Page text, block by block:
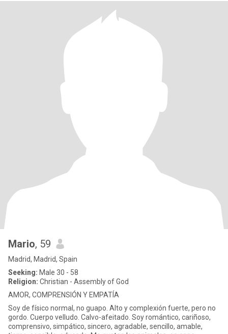
Mario, 59
Madrid, Madrid, Spain
Seeking: Male 30 - 58
Religion: Christian - Assembly of God
AMOR, COMPRENSIÓN Y EMPATÍA
Soy de físico normal, no guapo. Alto y complexión fuerte, pero no
gordo. Cuerpo velludo. Calvo-afeitado. Soy romántico, cariñoso,
comprensivo, simpático, sincero, agradable, sencillo, amable,